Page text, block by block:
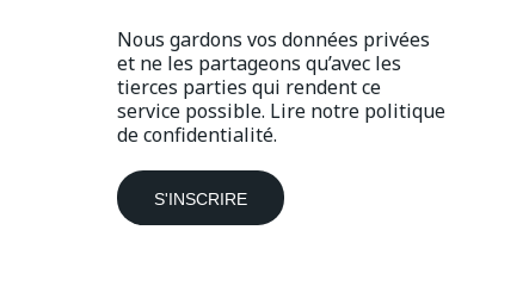
Nous gardons vos données privées
et ne les partageons qu’avec les
tierces parties qui rendent ce
service possible. Lire notre politique
de confidentialité.